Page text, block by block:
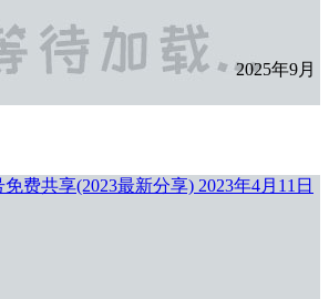
2025年9月
费共享(2023最新分享) 2023年4月11日